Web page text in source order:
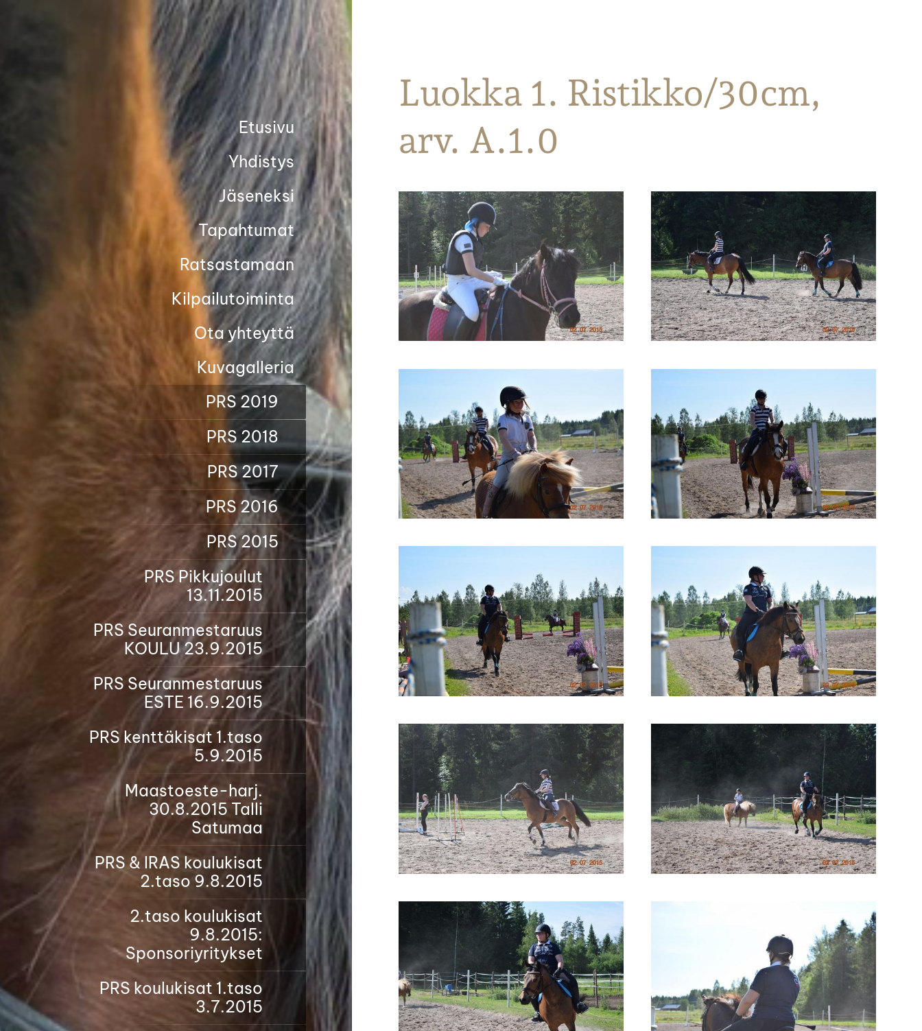
Parkanon Ratsastajat
Etusivu
Yhdistys
Jäseneksi
Tapahtumat
Ratsastamaan
Kilpailutoiminta
Ota yhteyttä
Kuvagalleria
PRS 2019
PRS 2018
PRS 2017
PRS 2016
PRS 2015
PRS Pikkujoulut
13.11.2015
PRS Seuranmestaruus
KOULU 23.9.2015
PRS Seuranmestaruus
ESTE 16.9.2015
PRS kenttäkisat 1.taso
5.9.2015
Maastoeste-harj.
30.8.2015 Talli
Satumaa
PRS & IRAS koulukisat
2.taso 9.8.2015
2.taso koulukisat
9.8.2015:
Sponsoriyritykset
PRS koulukisat 1.taso
3.7.2015
Luokka 1. Ristikko/30cm,
arv. A.1.0